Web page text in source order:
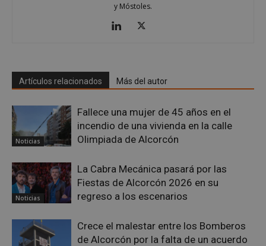
y Móstoles.
Artículos relacionados Más del autor
Noticias
Fallece una mujer de 45 años en el
incendio de una vivienda en la calle
Olimpiada de Alcorcón
Noticias
La Cabra Mecánica pasará por las
Fiestas de Alcorcón 2026 en su
regreso a los escenarios
Crece el malestar entre los Bomberos
de Alcorcón por la falta de un acuerdo
sp_t